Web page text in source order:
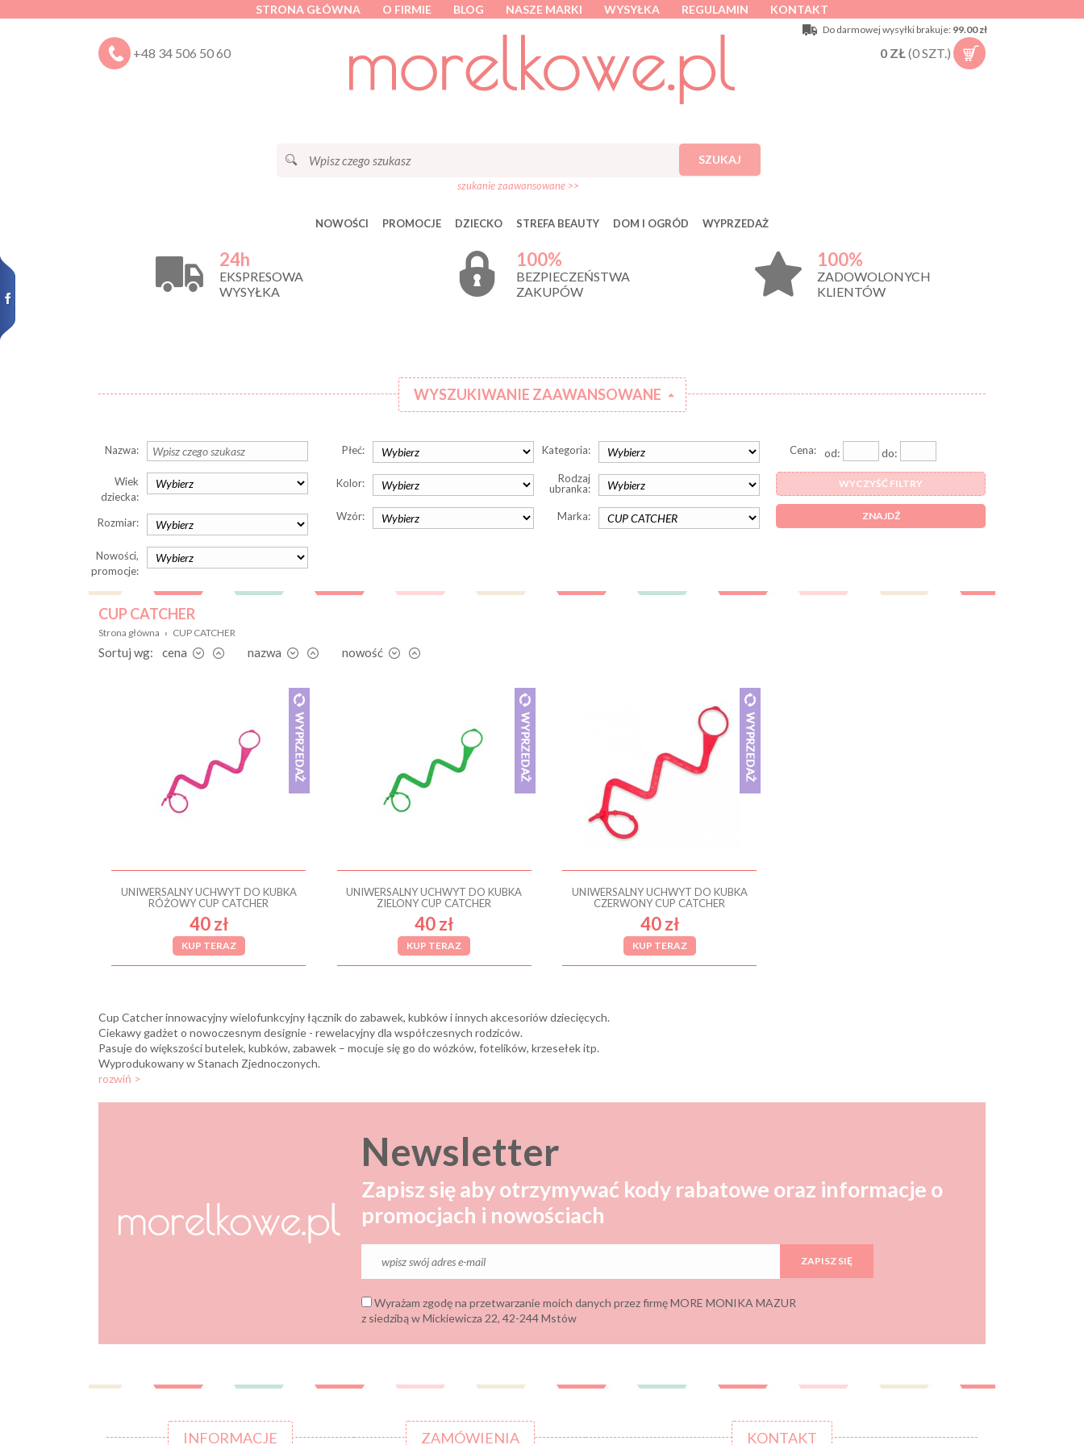
STRONA GŁÓWNA O FIRMIE BLOG NASZE MARKI WYSYŁKA REGULAMIN KONTAKT
+48 34 506 50 60
Do darmowej wysyłki brakuje: 99.00 zł
0 ZŁ(0SZT.)
SZUKAJ
szukanie zaawansowane >>
NOWOŚCI PROMOCJE DZIECKO STREFA BEAUTY DOM I OGRÓD WYPRZEDAŻ
24h
EKSPRESOWA
WYSYŁKA
100%
BEZPIECZEŃSTWA
ZAKUPÓW
100%
ZADOWOLONYCH
KLIENTÓW
WYSZUKIWANIE ZAAWANSOWANE
Nazwa:
Wiek
dziecka:
Rozmiar:
Nowości,
promocje:
Płeć:
Kolor:
Wzór:
Kategoria:
Rodzaj
ubranka:
Marka:
Cena: od: do:
WYCZYŚĆ FILTRY
ZNAJDŹ
CUP CATCHER
Strona główna › CUP CATCHER
Sortuj wg: cena nazwa nowość
UNIWERSALNY UCHWYT DO KUBKA
RÓŻOWY CUP CATCHER
40 zł
KUP TERAZ
UNIWERSALNY UCHWYT DO KUBKA
ZIELONY CUP CATCHER
40 zł
KUP TERAZ
UNIWERSALNY UCHWYT DO KUBKA
CZERWONY CUP CATCHER
40 zł
KUP TERAZ
Cup Catcher innowacyjny wielofunkcyjny łącznik do zabawek, kubków i innych akcesoriów dziecięcych.
Ciekawy gadżet o nowoczesnym designie - rewelacyjny dla współczesnych rodziców.
Pasuje do większości butelek, kubków, zabawek – mocuje się go do wózków, fotelików, krzesełek itp.
Wyprodukowany w Stanach Zjednoczonych.
rozwiń >
Newsletter
Zapisz się aby otrzymywać kody rabatowe oraz informacje o
promocjach i nowościach
ZAPISZ SIĘ
Wyrażam zgodę na przetwarzanie moich danych przez firmę MORE MONIKA MAZUR
z siedzibą w Mickiewicza 22, 42-244 Mstów
INFORMACJE ZAMÓWIENIA KONTAKT